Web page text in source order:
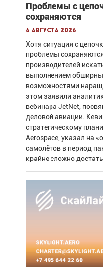
Проблемы с
сохраняются
6 августа 2026
Хотя ситуация с
проблемы
производителей
выполнением
возможностями
этом заявили
вебинара JetNet,
деловой авиации.
стратегическому
Aerospace, указал на
самолётов в период
крайне сложно